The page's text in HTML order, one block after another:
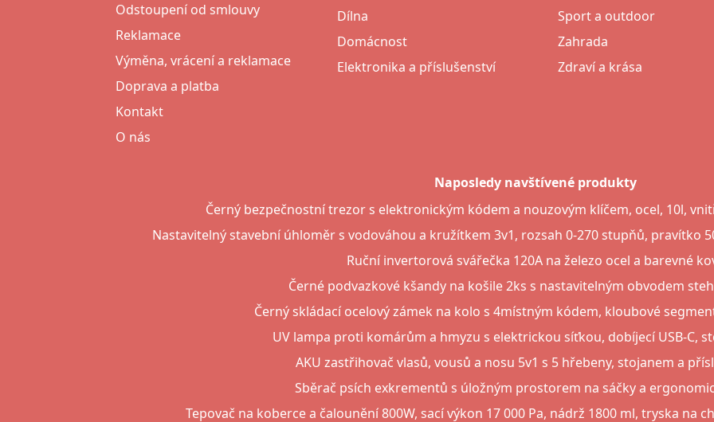
Odstoupení od smlouvy
Reklamace
Výměna, vrácení a reklamace
Doprava a platba
Kontakt
O nás
Dílna
Domácnost
Elektronika a příslušenství
Sport a outdoor
Zahrada
Zdraví a krása
Naposledy navštívené produkty
Černý bezpečnostní trezor s elektronickým kódem a nouzovým klíčem, ocel, 10l,
Nastavitelný stavební úhloměr s vodováhou a kružítkem 3v1, rozsah 0-270 stupňů, pravítko
Ruční invertorová svářečka 120A na železo ocel a barevné
Černé podvazkové kšandy na košile 2ks s nastavitelným obvodem
Černý skládací ocelový zámek na kolo s 4místným kódem, kloubové
UV lampa proti komárům a hmyzu s elektrickou síťkou, dobíjecí USB-C,
AKU zastřihovač vlasů, vousů a nosu 5v1 s 5 hřebeny, stojanem a
Sběrač psích exkrementů s úložným prostorem na sáčky a
Tepovač na koberce a čalounění 800W, sací výkon 17 000 Pa, nádrž 1800 ml, tryska na